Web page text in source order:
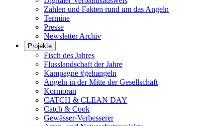
Zahlen und Fakten rund um das Angeln
Termine
Presse
Newsletter Archiv
Projekte
Fisch des Jahres
Flusslandschaft der Jahre
Kampagne #gehangeln
Angeln in der Mitte der Gesellschaft
Kormoran
CATCH & CLEAN DAY
Catch & Cook
Gewässer-Verbesserer